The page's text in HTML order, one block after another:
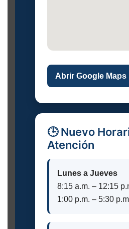
Abrir Google Maps
🕒 Nuevo
Atención
Lunes a Jueves
8:15 a.m. – 12:15
1:00 p.m. – 5:30